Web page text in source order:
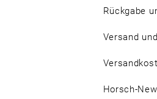
Rückgabe
Versand
Horsch-